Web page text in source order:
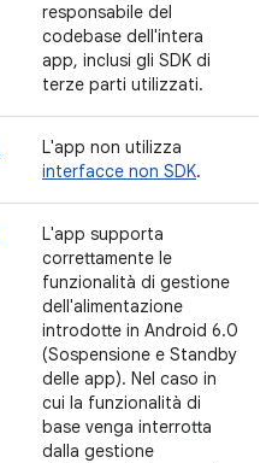
responsabile del
codebase dell'intera
app, inclusi gli SDK di
terze parti utilizzati.
L'app non utilizza
interfacce non SDK.
L'app supporta
correttamente le
funzionalità di gestione
dell'alimentazione
introdotte in Android 6.0
(Sospensione e Standby
delle app). Nel caso in
cui la funzionalità di
base venga interrotta
dalla gestione